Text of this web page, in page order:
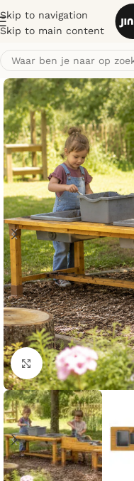
Skip to navigation
Skip to main content
Klik om te vergroten